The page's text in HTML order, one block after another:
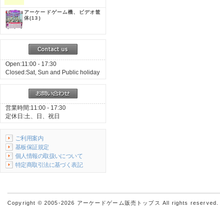
アーケードゲーム機、ビデオ筐
体(13)
Open:11:00 - 17:30
Closed:Sat, Sun and Public holiday
営業時間:11:00 - 17:30
定休日:土、日、祝日
ご利用案内
基板保証規定
個人情報の取扱いについて
特定商取引法に基づく表記
Copyright © 2005-2026 アーケードゲーム販売トップス All rights reserved.